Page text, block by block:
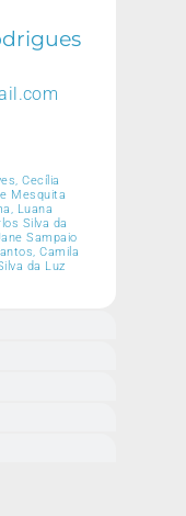
Cecília
Mesquita
Luana
Silva da
Sampaio
Camila
da Luz